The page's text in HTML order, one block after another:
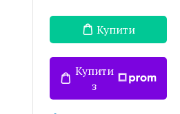
Купити
Купити
з